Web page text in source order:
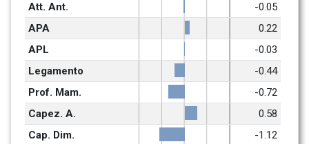
Att. Ant.
-0.05
APA
0.22
APL
-0.03
Legamento
-0.44
Prof. Mam.
-0.72
Capez. A.
0.58
Cap. Dim.
-1.12